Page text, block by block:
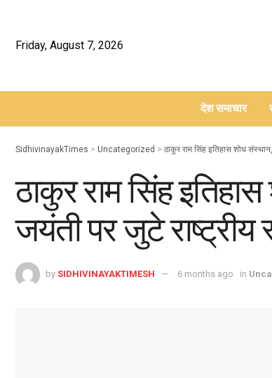
Friday, August 7, 2026
देश समाचार
SidhivinayakTimes > Uncategorized > ठाकुर राम सिंह इतिहास शोध
ठाकुर राम सिंह
जयंती पर जुटे राष्ट्रीय
by SIDHIVINAYAKTIMESH 6 months ago in